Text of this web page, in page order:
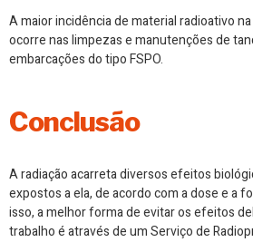
A maior incidência de material radioativo
ocorre nas limpezas e manutenções de
embarcações do tipo FSPO.
Conclusão
A radiação acarreta diversos efeitos
expostos a ela, de acordo com a dose e a
isso, a melhor forma de evitar os efeitos
trabalho é através de um Serviço de